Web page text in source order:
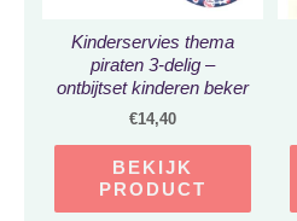
Kinderservies thema
piraten 3-delig –
ontbijtset kinderen beker
kom bord – stevig
100% BPA vrij – dinerset
met melkbeker voor
€14,40
BEKIJK
PRODUCT